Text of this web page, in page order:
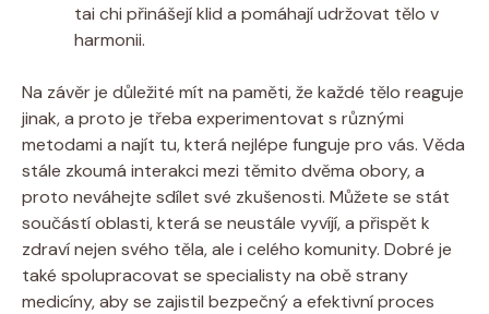
tai chi přinášejí klid a pomáhají​ udržovat tělo v
harmonii.
Na ⁣závěr ​je důležité mít na paměti, že každé tělo reaguje
jinak, a proto⁤ je třeba experimentovat ​s​ různými⁤
metodami a najít tu, která nejlépe⁤ funguje pro vás. Věda
stále zkoumá‌ interakci mezi těmito dvěma obory, a
proto neváhejte sdílet⁢ své zkušenosti. Můžete se ⁤stát
součástí​ oblasti, která se neustále vyvíjí, a‌ přispět k
zdraví nejen svého⁢ těla, ale i celého komunity. Dobré je
také spolupracovat se ⁢specialisty na obě ⁤strany
medicíny, aby se zajistil bezpečný a efektivní proces